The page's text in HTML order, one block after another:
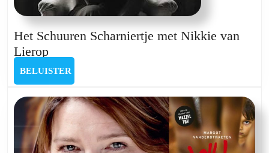
Het Schuuren Scharniertje met Nikkie van
LieropHet
Schuuren
Scharniertje
met
Nikkie
van
Lierop
BELUISTER